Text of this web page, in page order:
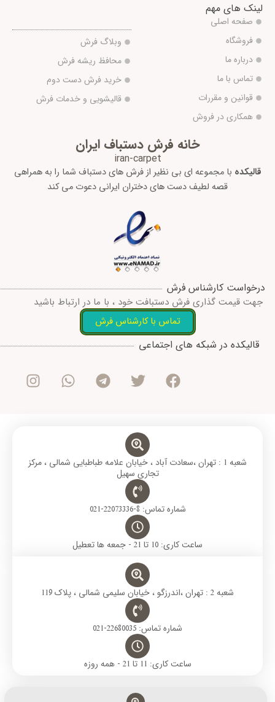
لینک های مهم
صفحه اصلی
فروشگاه
درباره ما
تماس با ما
قوانین و مقررات
همکاری در فروش
وبلاگ فرش
محافظ ریشه فرش
خرید فرش دست دوم
قالیشویی و خدمات فرش
خانه فرش دستباف ایران
iran-carpet
قالیکده با مجموعه ای بی نظیر از فرش های دستباف شما را به همراهی
قصه لطیف دست های دختران ایرانی دعوت می کند
درخواست کارشناس فرش
جهت قیمت گذاری فرش دستبافت خود ، با ما در ارتباط باشید
تماس با کارشناس فرش
قالیکده در شبکه های اجتماعی
F
c
e
T
i
t
r
T
l
e
W
a
t
I
s
t
m
شعبه 1 : تهران ،سعادت آباد ، خیابان علامه طباطبایی شمالی ، مرکز
تجاری سهیل
شماره تماس: 8-22073336-021
ساعت کاری: 10 تا 21 - جمعه ها تعطیل
شعبه 2 : تهران ،اندرزگو ، خیابان سلیمی شمالی ، پلاک 119
شماره تماس: 22680035-021
ساعت کاری: 11 تا 21 - همه روزه